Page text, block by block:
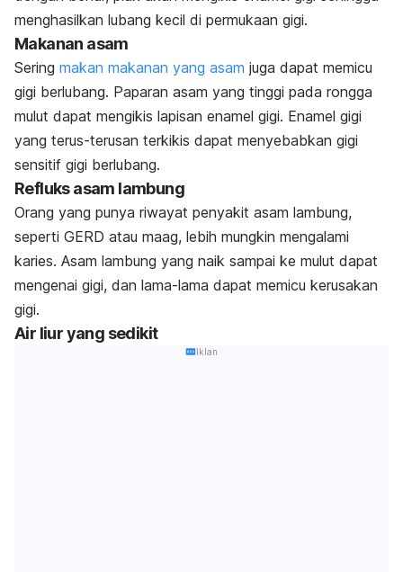
menghasilkan lubang kecil di permukaan gigi.
Makanan asam
Sering makan makanan yang asam juga dapat memicu
gigi berlubang. Paparan asam yang tinggi pada rongga
mulut dapat mengikis lapisan enamel gigi. Enamel gigi
yang terus-terusan terkikis dapat menyebabkan gigi
sensitif gigi berlubang.
Refluks asam lambung
Orang yang punya riwayat penyakit asam lambung,
seperti GERD atau maag, lebih mungkin mengalami
karies. Asam lambung yang naik sampai ke mulut dapat
mengenai gigi, dan lama-lama dapat memicu kerusakan
gigi.
Air liur yang sedikit
Iklan